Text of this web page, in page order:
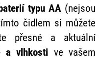
typu AA (nejsou
čidlem si můžete
přesné a aktuální
a vlhkosti ve vašem